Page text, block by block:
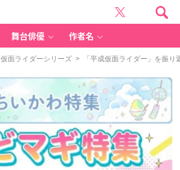
舞台俳優 作者名
仮面ライダーシリーズ > 「平成仮面ライダー」を振り